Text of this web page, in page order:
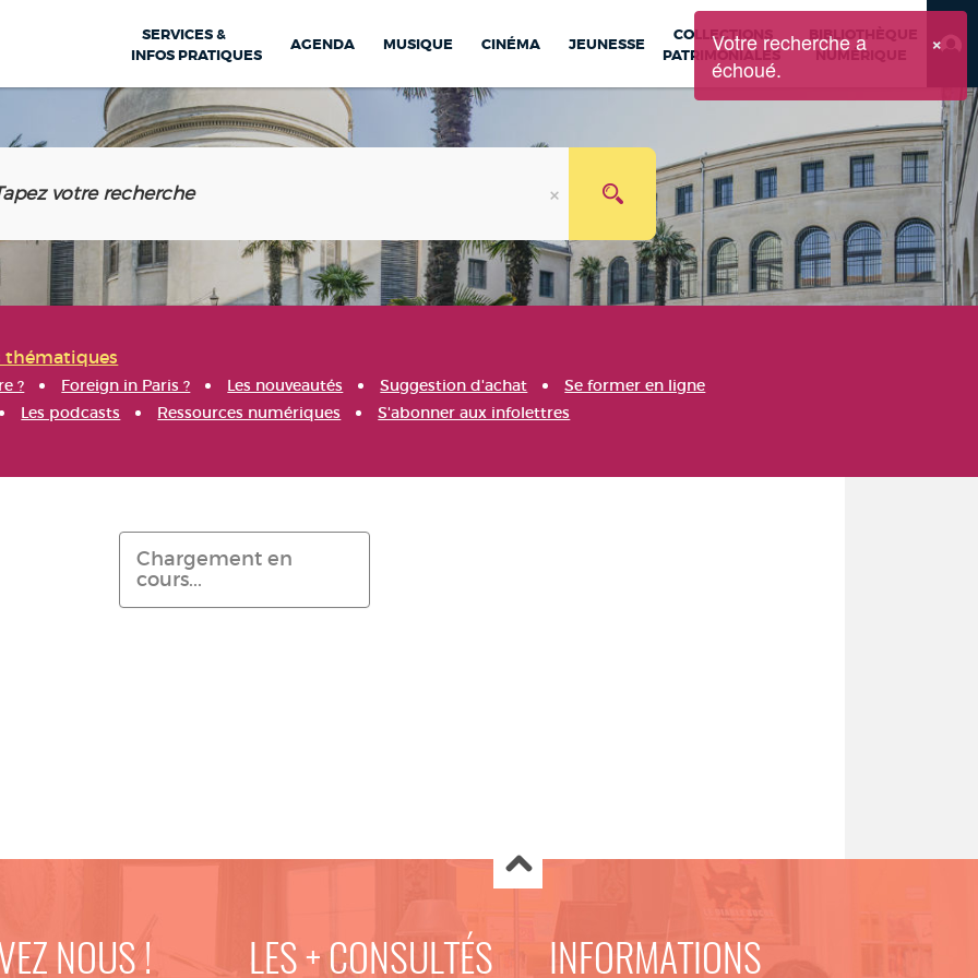
SERVICES &
INFOS PRATIQUES
AGENDA MUSIQUE CINÉMA JEUNESSE
COLLECTIONS
PATRIMONIALES
BIBLIOTHÈQUE
NUMÉRIQUE
thématiques
? Foreign in Paris ? Les nouveautés Suggestion d'achat
Se former en ligne
Les podcasts Ressources numériques S'abonner aux infolettres
Chargement en
cours...
NOUS ! LES + CONSULTÉS INFORMATIONS
×
Votre recherche a
échoué.